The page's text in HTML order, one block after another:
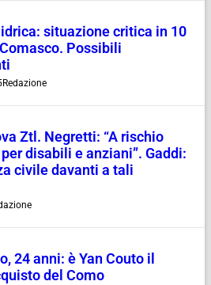
idrica: situazione critica in 10
Possibili
Redazione
Ztl. Negretti: “A rischio
disabili e anziani”. Gaddi:
civile davanti a tali
24 anni: è Yan Couto il
del Como